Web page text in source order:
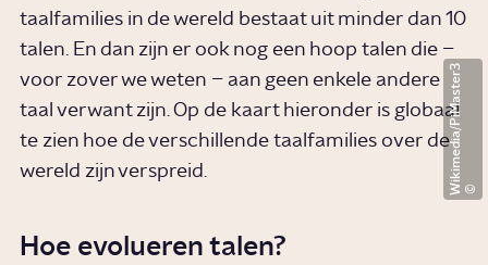
taalfamilies in de wereld bestaat uit minder dan 10
talen. En dan zijn er ook nog een hoop talen die –
voor zover we weten – aan geen enkele andere
taal verwant zijn. Op de kaart hieronder is globaal
te zien hoe de verschillende taalfamilies over de
wereld zijn verspreid.
Wikimedia/PiMaster3
Hoe evolueren talen?